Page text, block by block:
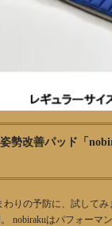
勢改善パッド「
わりの予防に、試してみ
nobirakuはパフォーマ